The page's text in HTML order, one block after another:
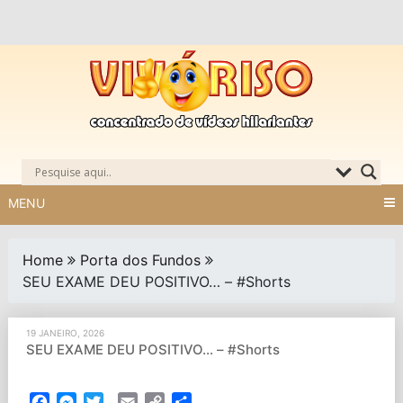
MENU
Home
Porta dos Fundos
SEU EXAME DEU POSITIVO… – #Shorts
19 JANEIRO, 2026
SEU EXAME DEU POSITIVO… – #Shorts